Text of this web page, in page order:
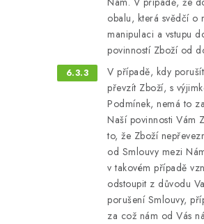
obalu, která svědčí o
manipulaci a vstupu
povinností Zboží od
V případě, kdy
převzít Zboží, s
Podmínek, nemá to
Naší povinnosti Vám
to, že Zboží
od Smlouvy mezi
v takovém případě
odstoupit z důvodu
porušení Smlouvy,
za což nám od Vás